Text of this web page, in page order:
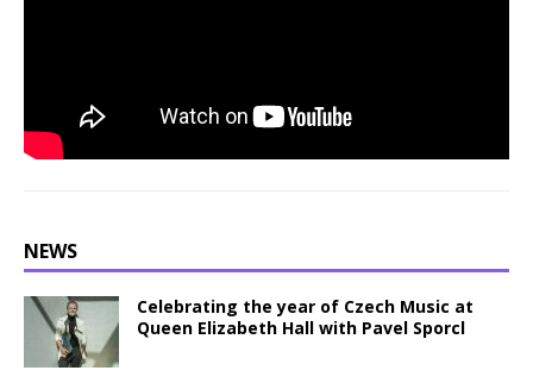
NEWS
Celebrating the year of Czech Music at
Queen Elizabeth Hall with Pavel Sporcl